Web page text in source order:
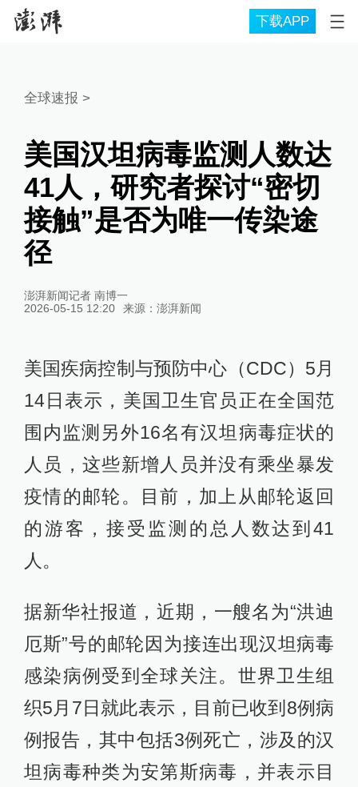
下载APP
全球速报 >
美国汉坦病毒监测人数达
41人，研究者探讨“密切
接触”是否为唯一传染途
径
澎湃新闻记者 南博一
2026-05-15 12:20
来源： 澎湃新闻
美国疾病控制与预防中心（CDC）5月
14日表示，美国卫生官员正在全国范
围内监测另外16名有汉坦病毒症状的
人员，这些新增人员并没有乘坐暴发
疫情的邮轮。目前，加上从邮轮返回
的游客，接受监测的总人数达到41
人。
据新华社报道，近期，一艘名为“洪迪
厄斯”号的邮轮因为接连出现汉坦病毒
感染病例受到全球关注。世界卫生组
织5月7日就此表示，目前已收到8例病
例报告，其中包括3例死亡，涉及的汉
坦病毒种类为安第斯病毒，并表示目